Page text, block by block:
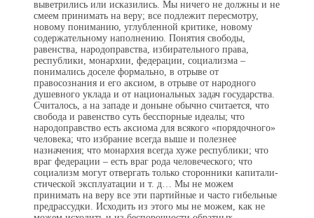
выветрились или исказились. Мы ничего не должны и не
смеем принимать на веру; все подлежит пересмотру,
новому пониманию, углубленной критике, новому
содержательному наполнению. Понятия свободы,
равенства, народоправства, избирательного права,
республики, монархии, федерации, социализма –
понимались доселе фор­мально, в отрыве от
правосознания и его аксиом, в отрыве от народного
душевного уклада и от национальных задач государ­ства.
Считалось, а на западе и доныне обычно считается, что
свобода и равенство суть бесспорные идеалы; что
народоправство есть аксиома для всякого «порядочного»
человека; что избрание всегда выше и полезнее
назначения; что монархия всегда хуже республики; что
враг федерации – есть враг рода человеческого; что
социализм могут отвергать только сторонники капитали­
стической эксплуатации и т. д… Мы не можем
принимать на веру все эти партийные и часто гибельные
предрассудки. Исходить из этого мы не можем, как не